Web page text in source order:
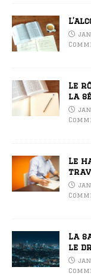
Le
la
Le
La
le